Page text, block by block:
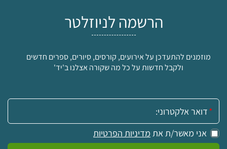
הרשמה לניוזלטר
מוזמנים להתעדכן על אירועים, קורסים, סיורים, ספרים חדשים
ולקבל חדשות על כל מה שקורה אצלנו ב'יד'
אימייל:
אני מאשר/ת את מדיניות הפרטיות